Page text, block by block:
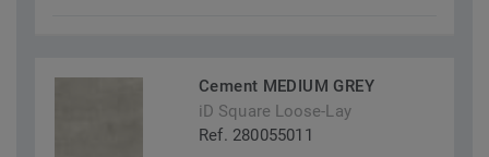
Cement MEDIUM GREY
iD Square Loose-Lay
Ref. 280055011